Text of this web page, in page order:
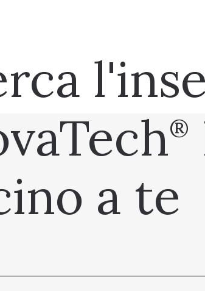
®
a te